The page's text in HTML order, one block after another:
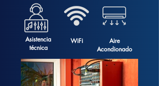
Asistencia
técnica
WiFi
Aire
Acondionado